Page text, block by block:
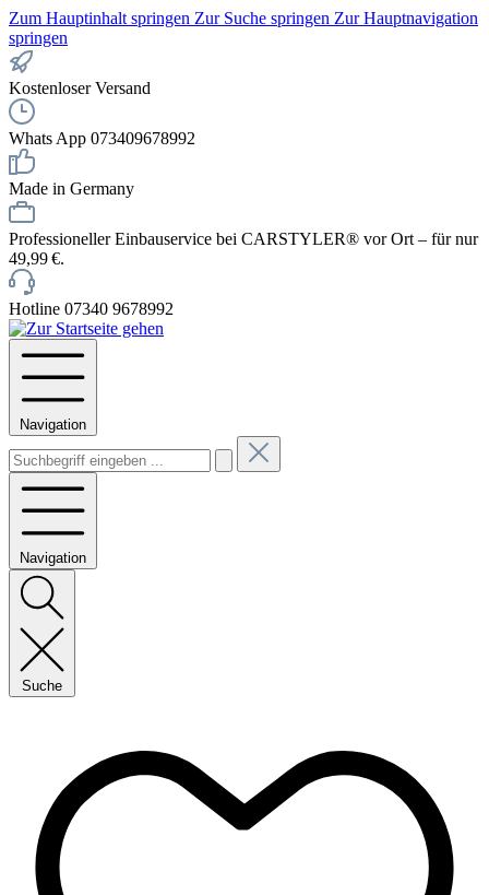
Zum Hauptinhalt springen Zur Suche springen Zur Hauptnavigation
springen
Kostenloser Versand
Whats App 073409678992
Made in Germany
Professioneller Einbauservice bei CARSTYLER® vor Ort – für nur
49,99 €.
Hotline 07340 9678992
Navigation
Navigation
Suche